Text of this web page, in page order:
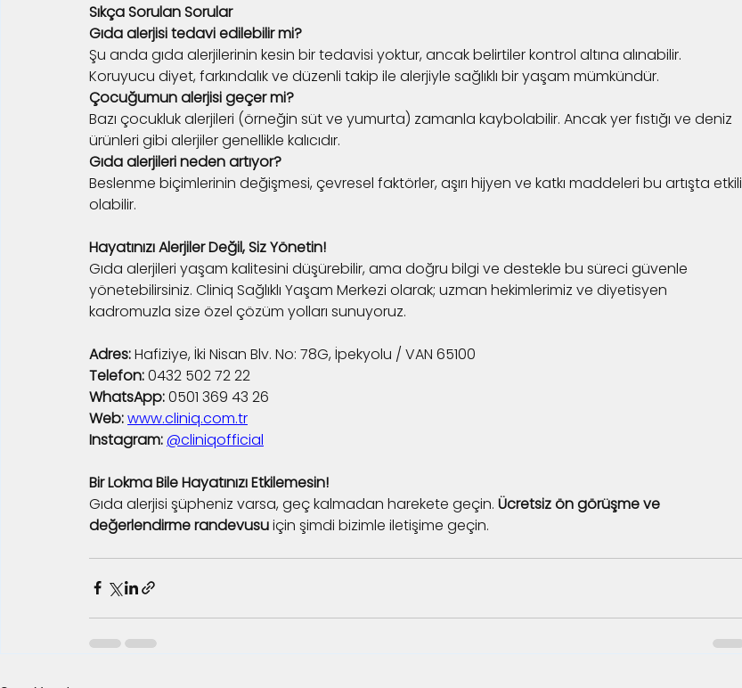
Sıkça Sorulan Sorular
Gıda alerjisi tedavi edilebilir mi?
Şu anda gıda alerjilerinin kesin bir tedavisi yoktur, ancak belirtiler kontrol altına alınabilir.
Koruyucu diyet, farkındalık ve düzenli takip ile alerjiyle sağlıklı bir yaşam mümkündür.
Çocuğumun alerjisi geçer mi?
Bazı çocukluk alerjileri (örneğin süt ve yumurta) zamanla kaybolabilir. Ancak yer fıstığı ve deniz
ürünleri gibi alerjiler genellikle kalıcıdır.
Gıda alerjileri neden artıyor?
Beslenme biçimlerinin değişmesi, çevresel faktörler, aşırı hijyen ve katkı maddeleri bu artışta etkili
olabilir.
Hayatınızı Alerjiler Değil, Siz Yönetin!
Gıda alerjileri yaşam kalitesini düşürebilir, ama doğru bilgi ve destekle bu süreci güvenle
yönetebilirsiniz. Cliniq Sağlıklı Yaşam Merkezi olarak; uzman hekimlerimiz ve diyetisyen
kadromuzla size özel çözüm yolları sunuyoruz.
Adres: Hafiziye, İki Nisan Blv. No: 78G, İpekyolu / VAN 65100
Telefon: 0432 502 72 22
WhatsApp: 0501 369 43 26
Web:www.cliniq.com.tr
Instagram:@cliniqofficial
Bir Lokma Bile Hayatınızı Etkilemesin!
Gıda alerjisi şüpheniz varsa, geç kalmadan harekete geçin. Ücretsiz ön görüşme ve
değerlendirme randevusu için şimdi bizimle iletişime geçin.